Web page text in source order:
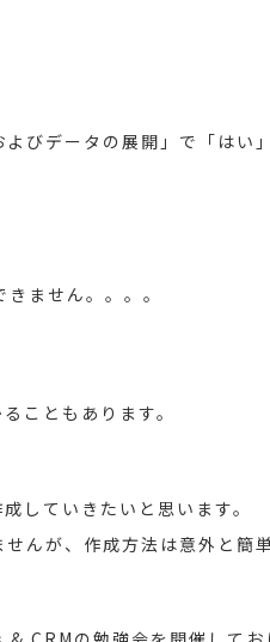
びデータの展開」で「はい
ません。。。。
こともあります。
していきたいと思います。
んが、作成方法は意外と簡